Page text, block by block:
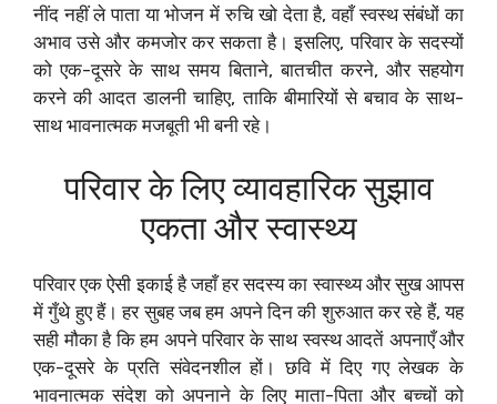
नींद नहीं ले पाता या भोजन में रुचि खो देता है, वहाँ स्वस्थ संबंधों का
अभाव उसे और कमजोर कर सकता है। इसलिए, परिवार के सदस्यों
को एक-दूसरे के साथ समय बिताने, बातचीत करने, और सहयोग
करने की आदत डालनी चाहिए, ताकि बीमारियों से बचाव के साथ-
साथ भावनात्मक मजबूती भी बनी रहे।
परिवार के लिए व्यावहारिक सुझाव
एकता और स्वास्थ्य
परिवार एक ऐसी इकाई है जहाँ हर सदस्य का स्वास्थ्य और सुख आपस
में गुँथे हुए हैं। हर सुबह जब हम अपने दिन की शुरुआत कर रहे हैं, यह
सही मौका है कि हम अपने परिवार के साथ स्वस्थ आदतें अपनाएँ और
एक-दूसरे के प्रति संवेदनशील हों। छवि में दिए गए लेखक के
भावनात्मक संदेश को अपनाने के लिए माता-पिता और बच्चों को